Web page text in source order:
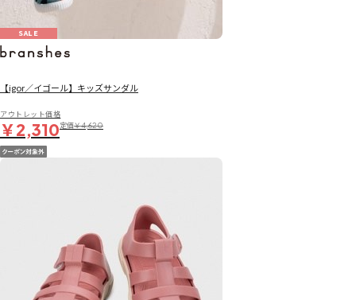
SALE
【igor／イゴール】キッズサンダル
アウトレット価格
￥2,310定価￥4,620